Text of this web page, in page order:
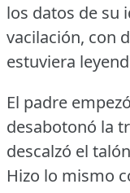
los datos de su
vacilación, con
estuviera
El padre
desabotonó la
descalzó el
Hizo lo mismo